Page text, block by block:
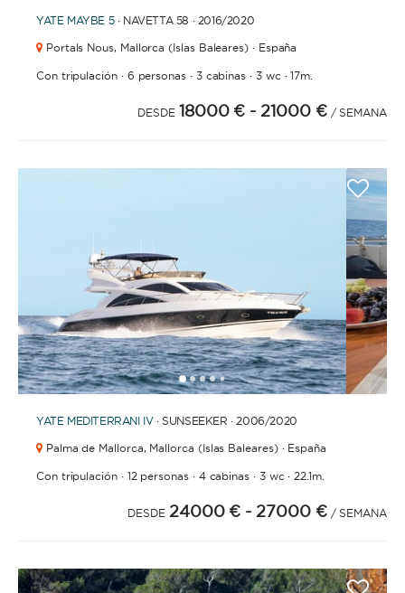
YATE MAYBE 5· NAVETTA 58 · 2016/2020
Portals Nous, Mallorca (Islas Baleares) · España
Con tripulación· 6 personas· 3 cabinas · 3 wc·17m.
DESDE 18000 € - 21000 € / SEMANA
12345 6789101112131415161718192021
YATE MEDITERRANI IV· SUNSEEKER · 2006/2020
Palma de Mallorca, Mallorca (Islas Baleares) · España
Con tripulación· 12 personas· 4 cabinas · 3 wc· 22.1m.
DESDE 24000 € - 27000 € / SEMANA